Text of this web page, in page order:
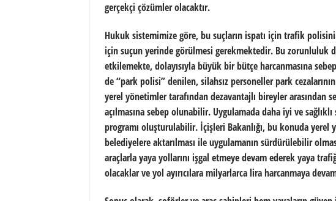
gerçekçi çözümler olacaktır.
Hukuk sistemimize göre, bu suçların ispatı için trafik
için suçun yerinde görülmesi gerekmektedir. Bu zorunluluk
etkilemekte, dolayısıyla büyük bir bütçe harcanmasına
de “park polisi” denilen, silahsız personeller park
yerel yönetimler tarafından dezavantajlı bireyler arasından
açılmasına sebep olunabilir. Uygulamada daha iyi ve
programı oluşturulabilir. İçişleri Bakanlığı, bu konuda
belediyelere aktarılması ile uygulamanın sürdürülebilir
araçlarla yaya yollarını işgal etmeye devam ederek yaya
olacaklar ve yol ayırıcılara milyarlarca lira harcanmaya